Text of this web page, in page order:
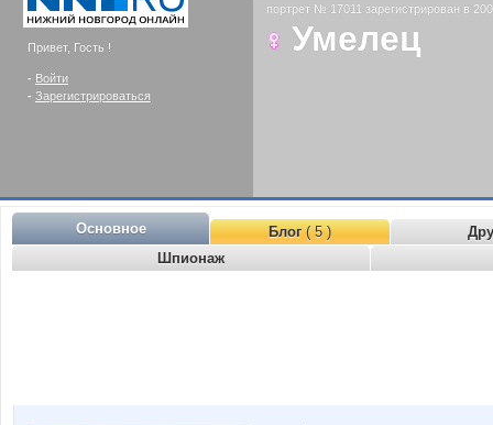
Привет, Гость !
- Войти
- Зарегистрироваться
портрет № 17011 зарегистрирован в
Умелец
Основное Блог( 5 )
Шпионаж